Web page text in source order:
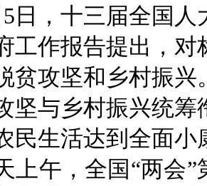
，十三届全国人
工作报告提出，
贫攻坚和乡村振
坚与乡村振兴统
民生活达到全面小
午，全国“两会”